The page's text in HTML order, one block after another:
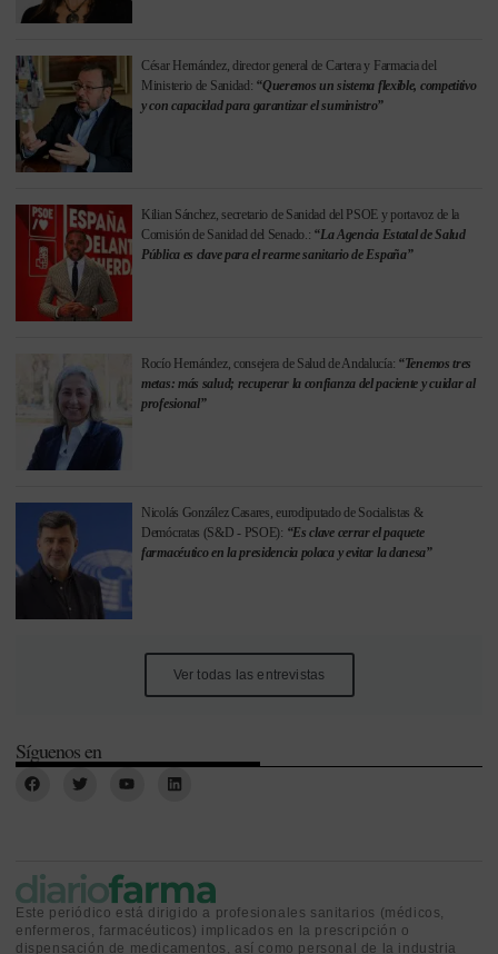
César Hernández, director general de Cartera y Farmacia del
Ministerio de Sanidad: “Queremos un sistema flexible, competitivo
y con capacidad para garantizar el suministro”
Kilian Sánchez, secretario de Sanidad del PSOE y portavoz de la
Comisión de Sanidad del Senado.: “La Agencia Estatal de Salud
Pública es clave para el rearme sanitario de España”
Rocío Hernández, consejera de Salud de Andalucía: “Tenemos tres
metas: más salud; recuperar la confianza del paciente y cuidar al
profesional”
Nicolás González Casares, eurodiputado de Socialistas &
Demócratas (S&D - PSOE): “Es clave cerrar el paquete
farmacéutico en la presidencia polaca y evitar la danesa”
Ver todas las entrevistas
Síguenos en
Este periódico está dirigido a profesionales sanitarios (médicos,
enfermeros, farmacéuticos) implicados en la prescripción o
dispensación de medicamentos, así como personal de la industria